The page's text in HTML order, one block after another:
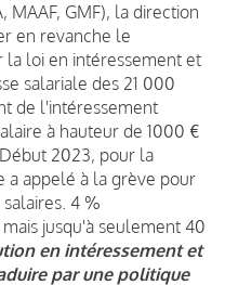
GMF), la direction
en revanche le
la loi en intéressement et
salariale des 21 000
de l'intéressement
à hauteur de 1000 €
2023, pour la
a appelé à la grève pour
4 %
jusqu'à seulement 40
en intéressement et
par une politique